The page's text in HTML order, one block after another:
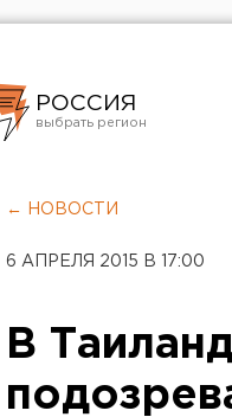
РОССИЯ
Челябинск
← НОВОСТИ
6 АПРЕЛЯ 2015 В 17:00
В